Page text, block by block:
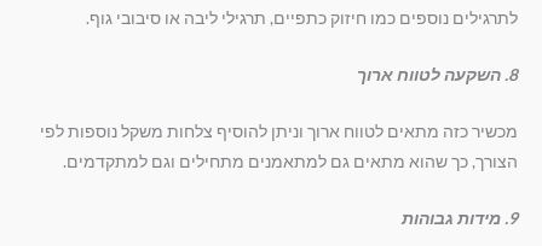
לתרגילים נוספים כמו חיזוק כתפיים, תרגילי ליבה או סיבובי גוף.
8. השקעה לטווח ארוך
מכשיר כזה מתאים לטווח ארוך וניתן להוסיף צלחות משקל נוספות לפי
הצורך, כך שהוא מתאים גם למתאמנים מתחילים וגם למתקדמים.
9. מידות גבוהות